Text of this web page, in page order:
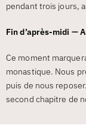
pendant trois jours,
Fin d’après-midi —
Ce moment
monastique. Nous
puis de nous
second chapitre de